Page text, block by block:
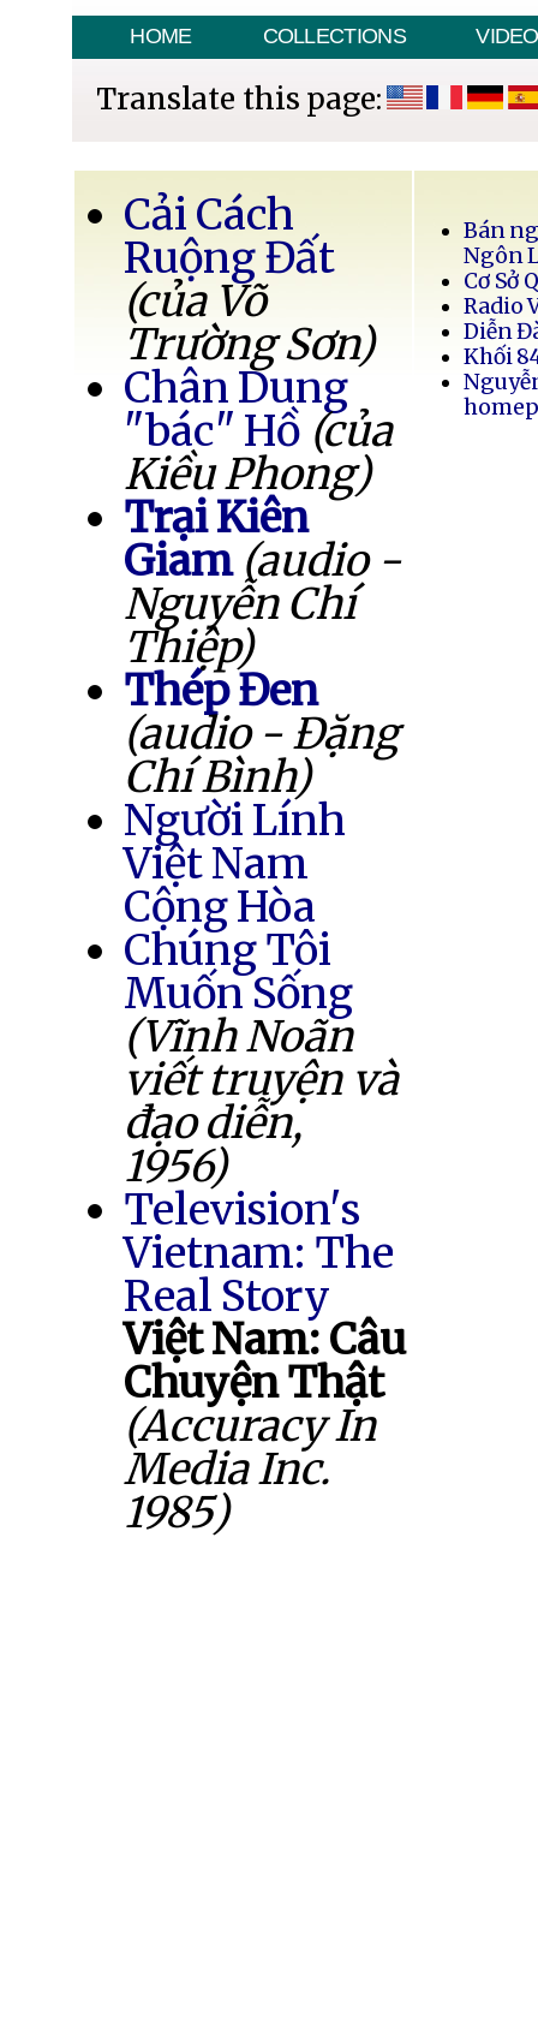
HOME COLLECTIONS VIDEO
Translate this page:
Cải Cách
Ruộng Đất
(của Võ
Trường Sơn)
Chân Dung
"bác" Hồ (của
Kiều Phong)
Trại Kiên
Giam (audio -
Nguyễn Chí
Thiệp)
Thép Đen
(audio - Đặng
Chí Bình)
Người Lính
Việt Nam
Cộng Hòa
Chúng Tôi
Muốn Sống
(Vĩnh Noãn
viết truyện và
đạo diễn,
1956)
Television's
Vietnam: The
Real Story
Việt Nam: Câu
Chuyện Thật
(Accuracy In
Media Inc.
1985)
Bán
Ngôn
Cơ Sở
Radio
Diễn
Khối